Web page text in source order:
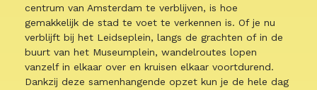
centrum van Amsterdam te verblijven, is hoe
gemakkelijk de stad te voet te verkennen is. Of je nu
verblijft bij het Leidseplein, langs de grachten of in de
buurt van het Museumplein, wandelroutes lopen
vanzelf in elkaar over en kruisen elkaar voortdurend.
Dankzij deze samenhangende opzet kun je de hele dag